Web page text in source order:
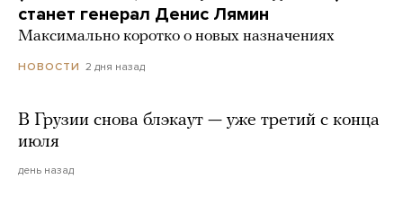
станет генерал Денис Лямин
Максимально коротко о новых назначениях
НОВОСТИ 2 дня назад
В Грузии снова блэкаут — уже третий с конца
июля
день назад